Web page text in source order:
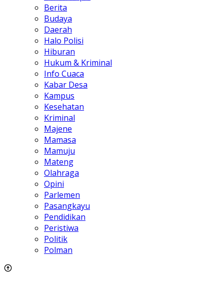
Berita
Budaya
Daerah
Halo Polisi
Hiburan
Hukum & Kriminal
Info Cuaca
Kabar Desa
Kampus
Kesehatan
Kriminal
Majene
Mamasa
Mamuju
Mateng
Olahraga
Opini
Parlemen
Pasangkayu
Pendidikan
Peristiwa
Politik
Polman